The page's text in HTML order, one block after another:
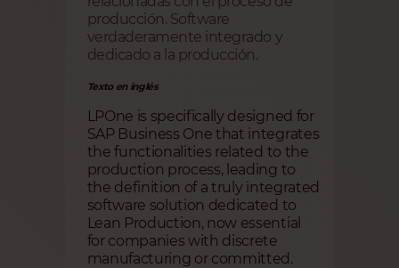
producción. Software
verdaderamente integrado y
dedicado a la producción.
Texto en inglés
LPOne is specifically designed for
SAP Business One that integrates
the functionalities related to the
production process, leading to
the definition of a truly integrated
software solution dedicated to
Lean Production, now essential
for companies with discrete
manufacturing or committed.